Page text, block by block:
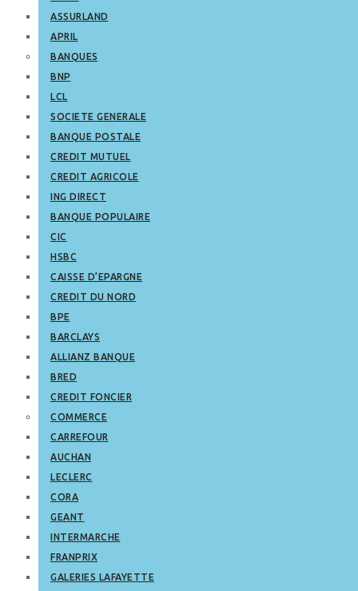
ASSURLAND
APRIL
BANQUES
BNP
LCL
SOCIETE GENERALE
BANQUE POSTALE
CREDIT MUTUEL
CREDIT AGRICOLE
ING DIRECT
BANQUE POPULAIRE
CIC
HSBC
CAISSE D’EPARGNE
CREDIT DU NORD
BPE
BARCLAYS
ALLIANZ BANQUE
BRED
CREDIT FONCIER
COMMERCE
CARREFOUR
AUCHAN
LECLERC
CORA
GEANT
INTERMARCHE
FRANPRIX
GALERIES LAFAYETTE